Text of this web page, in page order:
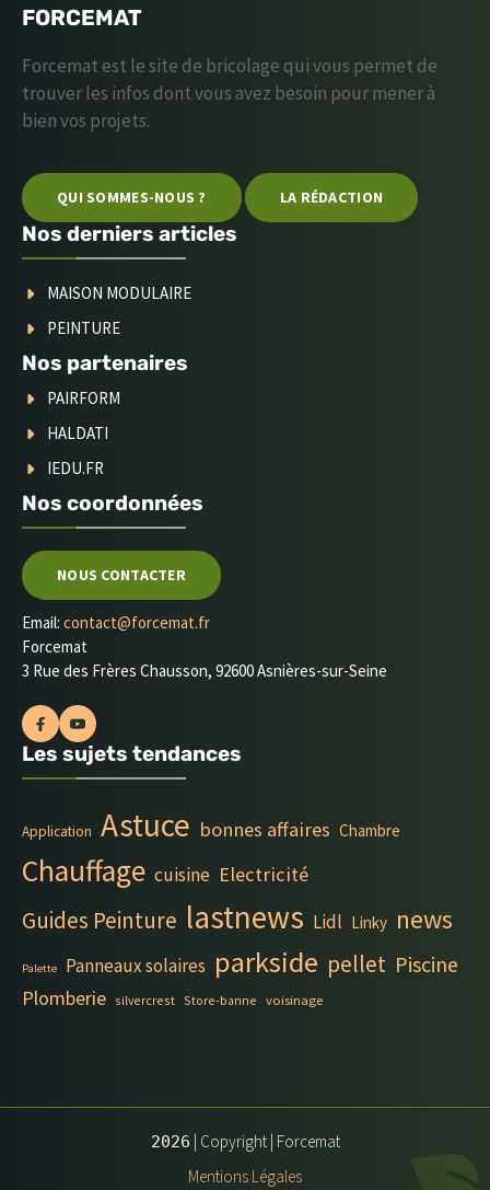
FORCEMAT
Forcemat est le site de bricolage qui vous permet de
trouver les infos dont vous avez besoin pour mener à
bien vos projets.
QUI SOMMES-NOUS ? LA RÉDACTION
Nos derniers articles
MAISON MODULAIRE
PEINTURE
Nos partenaires
PAIRFORM
HALDATI
IEDU.FR
Nos coordonnées
NOUS CONTACTER
Email: contact@forcemat.fr
Forcemat
3 Rue des Frères Chausson, 92600 Asnières-sur-Seine
Les sujets tendances
Application Astuce bonnes affaires Chambre
Chauffage cuisine Electricité
Guides Peinture lastnews Lidl Linky news
Palette Panneaux solaires parkside pellet Piscine
Plomberie silvercrest Store-banne voisinage
2026 | Copyright | Forcemat
Mentions Légales